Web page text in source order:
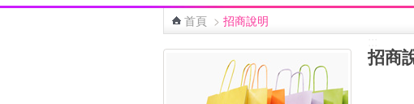
首頁 > 招商說明
招商